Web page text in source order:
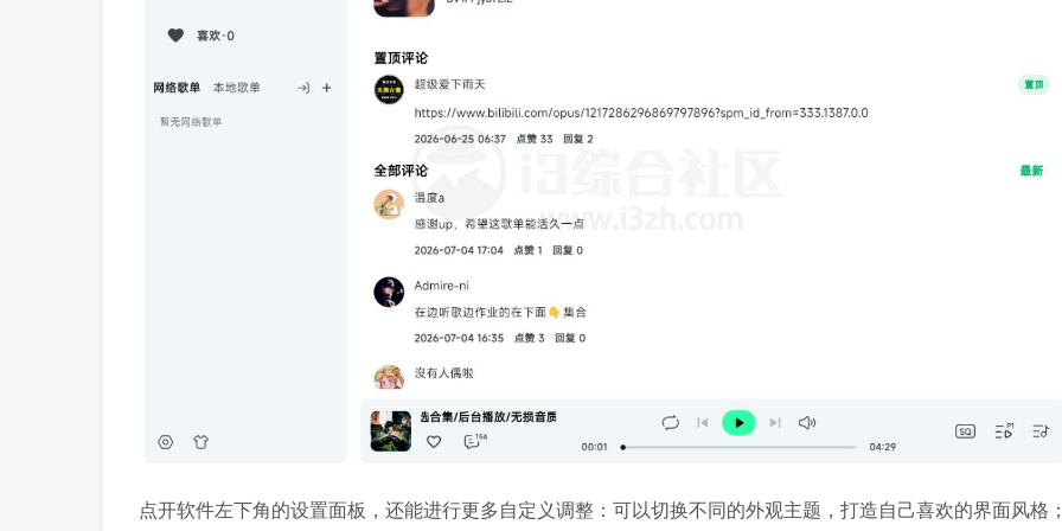
点开软件左下角的设置面板，还能进行更多自定义调整：可以切换不同的外观主题，打造自己喜欢的界面风格